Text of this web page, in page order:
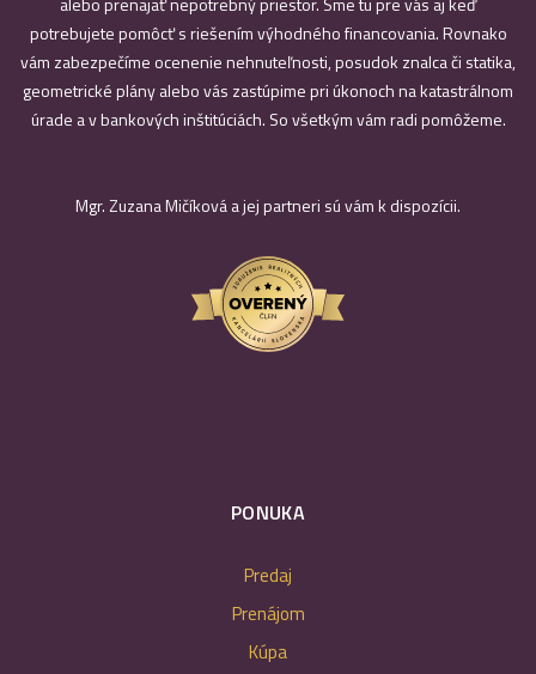
potrebujete pomôcť s riešením výhodného financovania. Rovnako
vám zabezpečíme ocenenie nehnuteľnosti, posudok znalca či statika,
geometrické plány alebo vás zastúpime pri úkonoch na katastrálnom
úrade a v bankových inštitúciách. So všetkým vám radi pomôžeme.
Mgr. Zuzana Mičíková a jej partneri sú vám k dispozícii.
PONUKA
Predaj
Prenájom
Kúpa